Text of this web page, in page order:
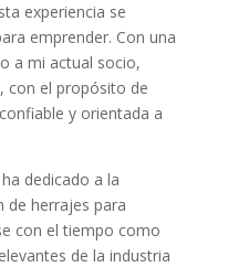
experiencia se
emprender. Con una
a mi actual socio,
con el propósito de
y orientada a
dedicado a la
de herrajes para
con el tiempo como
de la industria